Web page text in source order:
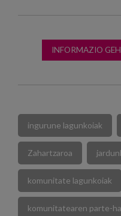
INFORMAZIO
ingurune lagunkoiak
Zahartzaroa
komunitate lagunkoiak
komunitatearen parte-